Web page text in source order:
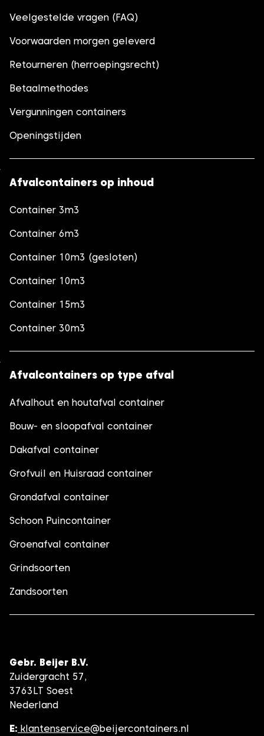
Veelgestelde vragen (FAQ)
Voorwaarden morgen geleverd
Retourneren (herroepingsrecht)
Betaalmethodes
Vergunningen containers
Openingstijden
Afvalcontainers op inhoud
Container 3m3
Container 6m3
Container 10m3 (gesloten)
Container 10m3
Container 15m3
Container 30m3
Afvalcontainers op type afval
Afvalhout en houtafval container
Bouw- en sloopafval container
Dakafval container
Grofvuil en Huisraad container
Grondafval container
Schoon Puincontainer
Groenafval container
Grindsoorten
Zandsoorten
Gebr. Beijer B.V.
Zuidergracht 57,
3763LT Soest
Nederland
E: klantenservice@beijercontainers.nl